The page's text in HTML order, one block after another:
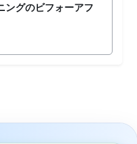
ングのビフォーアフ